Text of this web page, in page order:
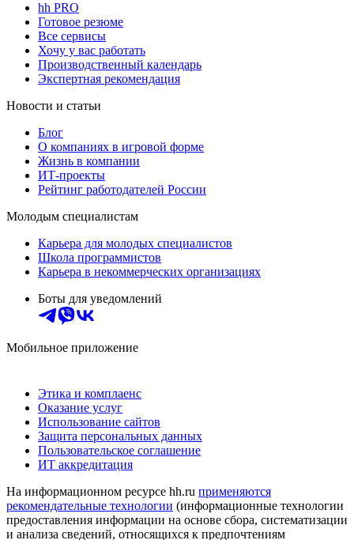
hh PRO
Готовое резюме
Все сервисы
Хочу у вас работать
Производственный календарь
Экспертная рекомендация
Новости и статьи
Блог
О компаниях в игровой форме
Жизнь в компании
ИТ-проекты
Рейтинг работодателей России
Молодым специалистам
Карьера для молодых специалистов
Школа программистов
Карьера в некоммерческих организациях
Боты для уведомлений
Мобильное приложение
Этика и комплаенс
Оказание услуг
Использование сайтов
Защита персональных данных
Пользовательское соглашение
ИТ аккредитация
На информационном ресурсе hh.ru применяются
рекомендательные технологии (информационные технологии
предоставления информации на основе сбора, систематизации
и анализа сведений, относящихся к предпочтениям